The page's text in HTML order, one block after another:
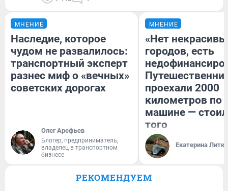
МНЕНИЕ
Наследие, которое
чудом не развалилось:
транспортный эксперт
разнес миф о «вечных»
советских дорогах
Олег Арефьев
Блогер, предприниматель,
владелец в транспортном
бизнесе
МНЕНИЕ
«Нет
городов, есть
проехали 2000
километров по
машине —
того
Екатерина
РЕКОМЕНДУЕМ